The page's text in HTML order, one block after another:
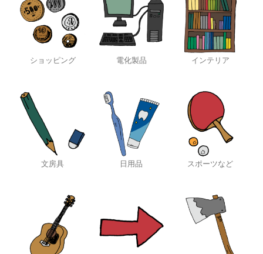
ショッピング 電化製品 インテリア
文房具 日用品 スポーツなど